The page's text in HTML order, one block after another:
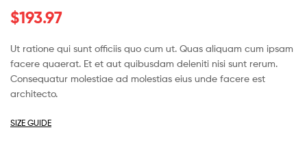
out of 5
$193.97
Ut ratione qui sunt officiis quo cum ut. Quas aliquam cum ipsam
facere quaerat. Et et aut quibusdam deleniti nisi sunt rerum.
Consequatur molestiae ad molestias eius unde facere est
architecto.
SIZE GUIDE